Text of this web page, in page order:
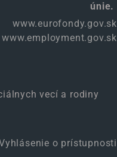
únie.
www.eurofondy.gov.sk
www.employment.gov.sk
vecí a rodiny
o prístupnosti